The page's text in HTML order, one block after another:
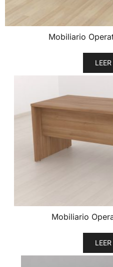
Mobiliario
Mobiliario